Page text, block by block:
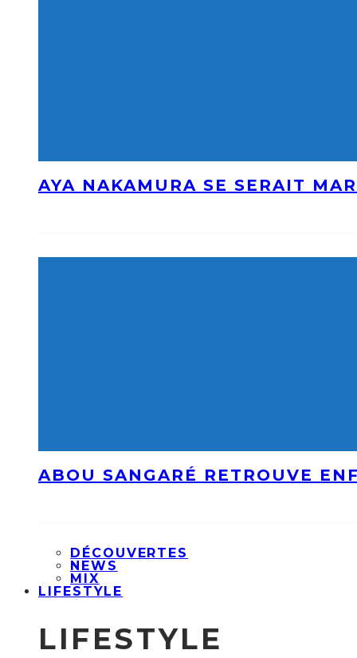
AYA NAKAMURA SE SERAIT
ABOU SANGARÉ RETROUVE
DÉCOUVERTES
NEWS
MIX
LIFESTYLE
LIFESTYLE